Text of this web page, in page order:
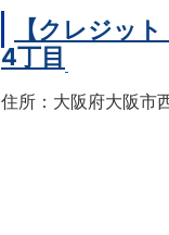
【クレジッ
4丁目
住所：大阪府大阪市